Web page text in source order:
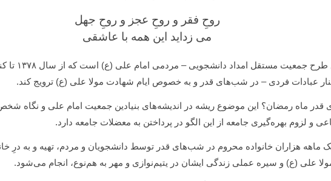
روحِ فقر و روحِ عجز و روحِ جهل
می زداید این همه با عاشقی
عبادات فردی – در شب‌های قدر و به خصوص ایام شهادت مولا علی (ع) ترویج کند.
ماه رمضان؟ این موضوع ریشه در اندیشه‌های بنیادین جمعیت امام علی و نگاه
و لزوم بهره‌گیری جامعه از این الگو در پرداختن به معضلات جامعه دارد.
ماهه هزاران خانواده محروم در شب‌های قدر توسط دانشجویان و مردم، تهیه و به درِ
علی (ع) و سیره عملی زندگی ایشان در یتیم‌نوازی و مهر به هم‌نوع، انجام می‌شود.